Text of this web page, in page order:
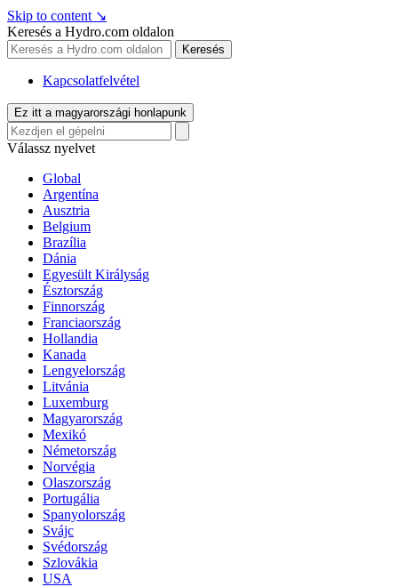
Skip to content ↘
Keresés a Hydro.com oldalon
Keresés
Kapcsolatfelvétel
Ez itt a magyarországi honlapunk
Válassz nyelvet
Global
Argentína
Ausztria
Belgium
Brazília
Dánia
Egyesült Királyság
Észtország
Finnország
Franciaország
Hollandia
Kanada
Lengyelország
Litvánia
Luxemburg
Magyarország
Mexikó
Németország
Norvégia
Olaszország
Portugália
Spanyolország
Svájc
Svédország
Szlovákia
USA